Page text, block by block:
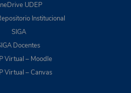
UDEP
Institucional
SIGA
Docentes
Virtual – Moodle
Virtual – Canvas